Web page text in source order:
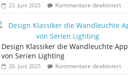
23. Juni 2025 Kommentare deaktiviert
Design Klassiker die Wandleuchte App
von Serien Lighting
20. Juni 2025 Kommentare deaktiviert